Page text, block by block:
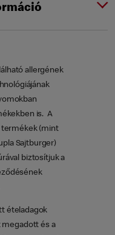
allergének
is. A
(mint
Sajtburger)
biztosítjuk a
ételadagok
és a